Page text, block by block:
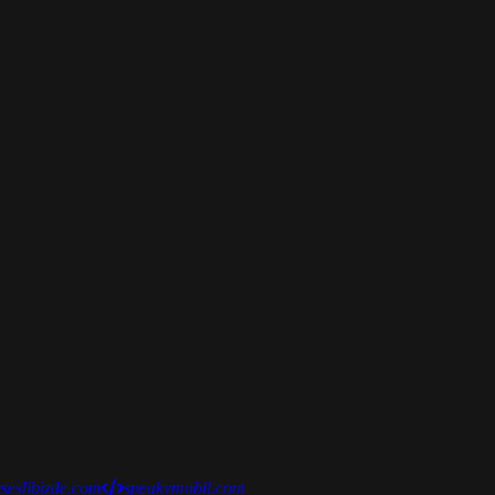
seslibizde.com speakymobil.com